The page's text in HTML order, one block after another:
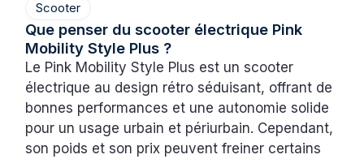
Scooter
Que penser du scooter électrique Pink
Mobility Style Plus ?
Le Pink Mobility Style Plus est un scooter
électrique au design rétro séduisant, offrant de
bonnes performances et une autonomie solide
pour un usage urbain et périurbain. Cependant,
son poids et son prix peuvent freiner certains